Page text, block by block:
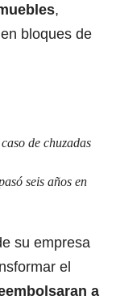
,
bloques de
de chuzadas
seis años en
su empresa
el
a